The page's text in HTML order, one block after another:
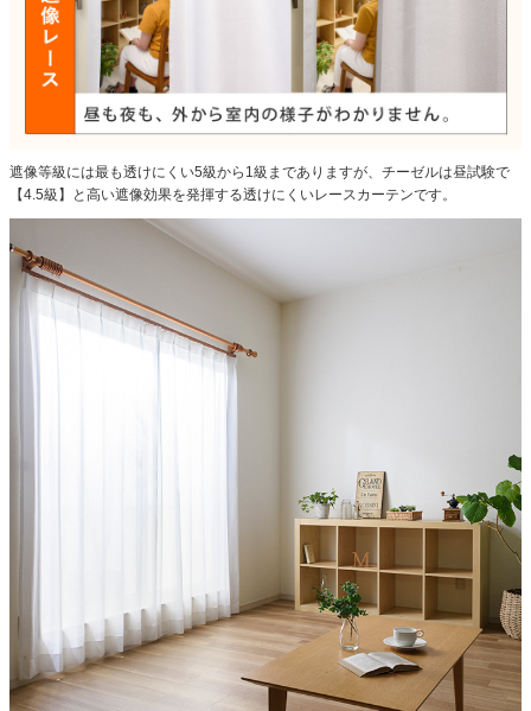
遮像等級には最も透けにくい5級から1級までありますが、チーゼルは昼試験で
【4.5級】と高い遮像効果を発揮する透けにくいレースカーテンです。